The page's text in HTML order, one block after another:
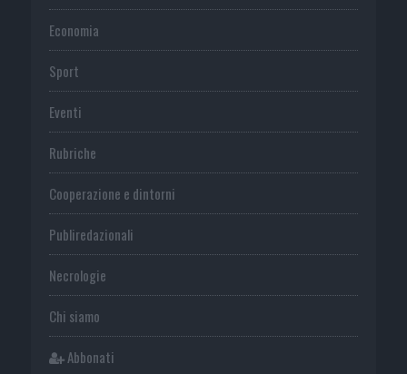
Economia
Sport
Eventi
Rubriche
Cooperazione e dintorni
Publiredazionali
Necrologie
Chi siamo
Abbonati